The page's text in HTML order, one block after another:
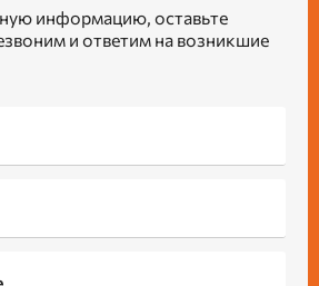
информацию, оставьте
и ответим на возникшие